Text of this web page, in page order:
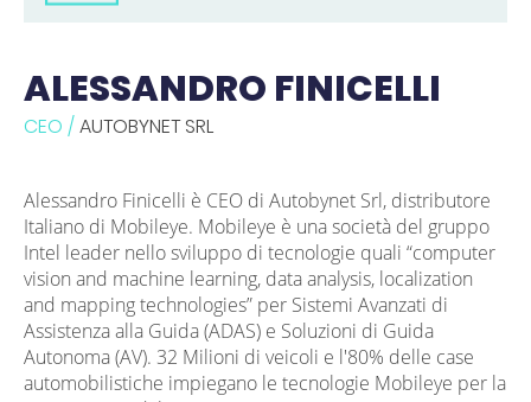
ALESSANDRO FINICELLI
CEO /AUTOBYNET SRL
Alessandro Finicelli è CEO di Autobynet Srl, distributore
Italiano di Mobileye. Mobileye è una società del gruppo
Intel leader nello sviluppo di tecnologie quali “computer
vision and machine learning, data analysis, localization
and mapping technologies” per Sistemi Avanzati di
Assistenza alla Guida (ADAS) e Soluzioni di Guida
Autonoma (AV). 32 Milioni di veicoli e l'80% delle case
automobilistiche impiegano le tecnologie Mobileye per la